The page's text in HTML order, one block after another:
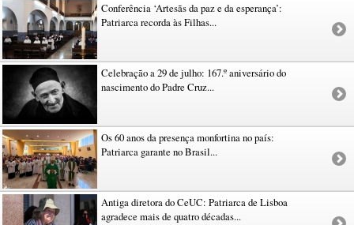
Conferência ‘Artesãs da paz e da esperança’:
Patriarca recorda às Filhas...
Celebração a 29 de julho: 167.º aniversário do
nascimento do Padre Cruz...
Os 60 anos da presença monfortina no país:
Patriarca garante no Brasil...
Antiga diretora do CeUC: Patriarca de Lisboa
agradece mais de quatro décadas...